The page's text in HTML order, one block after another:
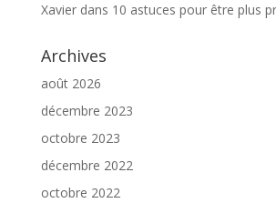
Xavierdans 10 astuces pour être plus
Archives
août 2026
décembre 2023
octobre 2023
décembre 2022
octobre 2022